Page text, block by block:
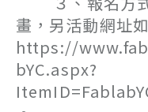
畫，另活動網址如
https://
bYC.aspx?